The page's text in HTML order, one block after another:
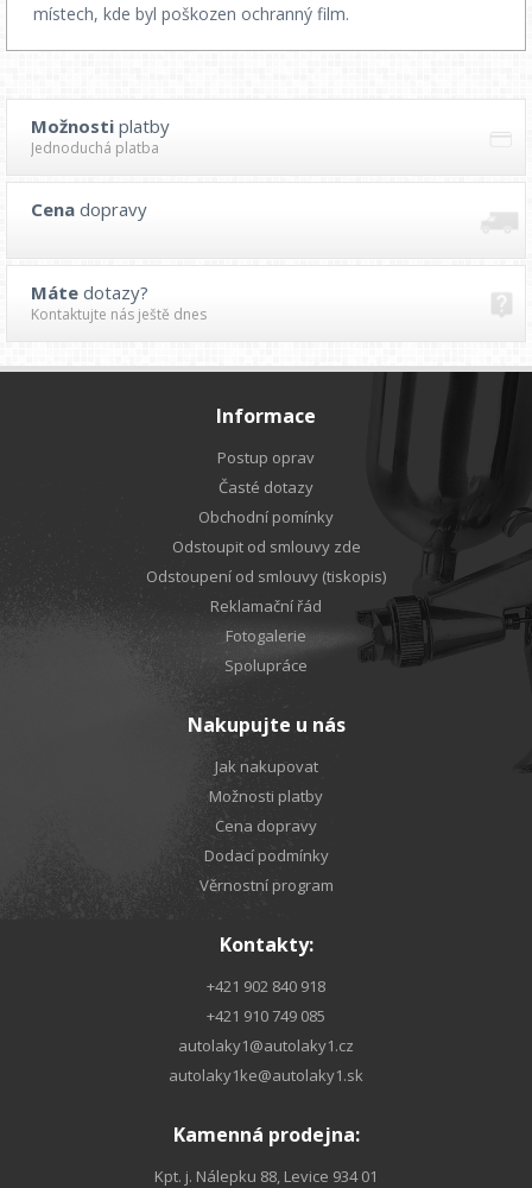
místech, kde byl poškozen ochranný film.
Možnosti platby
Jednoduchá platba
Cena dopravy
Máte dotazy?
Kontaktujte nás ještě dnes
Informace
Postup oprav
Časté dotazy
Obchodní pomínky
Odstoupit od smlouvy zde
Odstoupení od smlouvy (tiskopis)
Reklamační řád
Fotogalerie
Spolupráce
Nakupujte u nás
Jak nakupovat
Možnosti platby
Cena dopravy
Dodací podmínky
Věrnostní program
Kontakty:
+421 902 840 918
+421 910 749 085
autolaky1@autolaky1.cz
autolaky1ke@autolaky1.sk
Kamenná prodejna:
Kpt. j. Nálepku 88, Levice 934 01